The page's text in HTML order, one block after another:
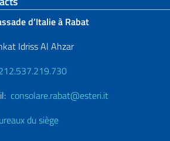
d’Italie à Rabat
Idriss Al Ahzar
consolare.rabat@esteri.it
du siège